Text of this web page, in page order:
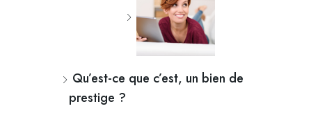
Qu’est-ce que c’est, un bien de
prestige ?